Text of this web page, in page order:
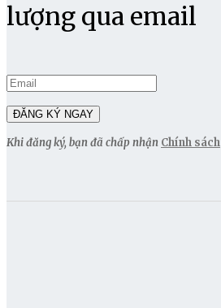
lượng qua email
Khi đăng ký, bạn đã chấp nhận Chính sách